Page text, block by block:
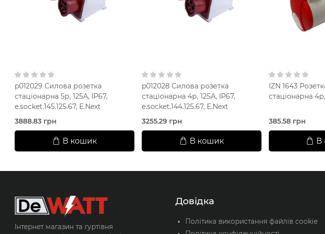
p012029 Силова розетка
стаціонарна 5р, 125А, IP67,
e.socket.145.125.67, E.Next
3888.83 грн
В кошик
p012028 Силова розетка
стаціонарна 4р, 125А, IP67,
e.socket.144.125.67, E.Next
3255.29 грн
В кошик
IZN 1643
стаціонарна
385.58 грн
В
Інтернет магазин та гуртівня
Довідка
Політика використання файлів cookie